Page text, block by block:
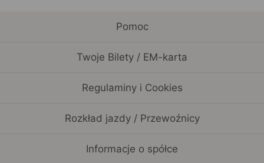
Pomoc
Twoje Bilety / EM-karta
Regulaminy i Cookies
Rozkład jazdy / Przewoźnicy
Informacje o spółce